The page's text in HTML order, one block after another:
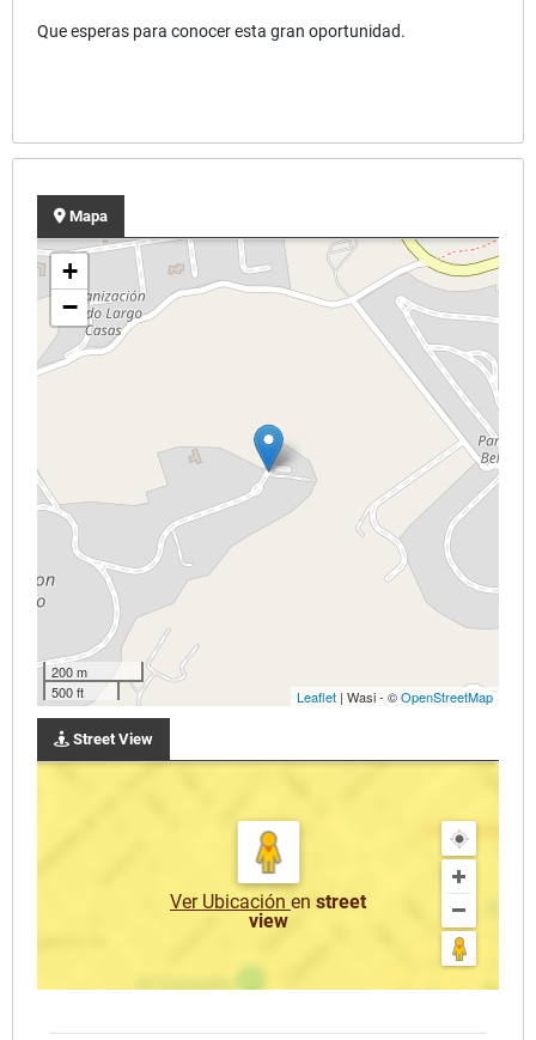
Que esperas para conocer esta gran oportunidad.
Mapa
+
−
200 m
500 ft
Leaflet | Wasi - ©OpenStreetMap
Street View
Ver Ubicación en street
view